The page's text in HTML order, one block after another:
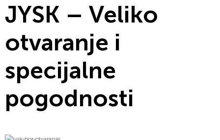
JYSK – Veliko
otvaranje i
specijalne
pogodnosti